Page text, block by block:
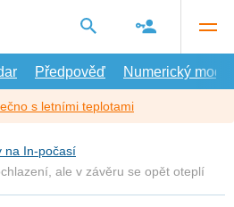
Předpověď Numerický model
s letními teplotami
na In-počasí
ale v závěru se opět oteplí